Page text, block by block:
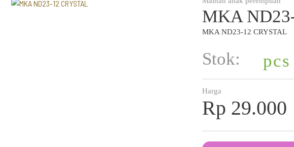
MKA
MKA ND23-12 CRYSTAL
Stok: pcs
Harga
Rp 29.000